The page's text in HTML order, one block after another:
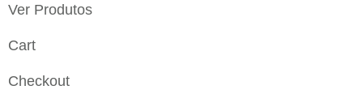
Ver Produtos
Cart
Checkout